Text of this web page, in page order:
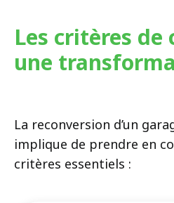
Les critères de
une
La reconversion d’un
implique de prendre en
critères essentiels :